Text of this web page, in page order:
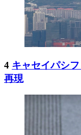
4 キャセイパシ
再現